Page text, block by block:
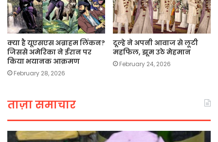
क्या है यूएसएस अब्राहम लिंकन?
जिससे अमेरिका ने ईरान पर
किया भयानक आक्रमण
February 28, 2026
दूल्हे ने अपनी आवाज से लूटी
महफिल, झूम उठे मेहमान
February 24, 2026
ताज़ा समाचार